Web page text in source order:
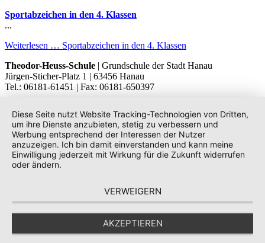
Sportabzeichen in den 4. Klassen
...
Weiterlesen … Sportabzeichen in den 4. Klassen
Theodor-Heuss-Schule | Grundschule der Stadt Hanau
Jürgen-Sticher-Platz 1 | 63456 Hanau
Tel.: 06181-61451 | Fax: 06181-650397
Diese Seite nutzt Website Tracking-Technologien von Dritten,
um ihre Dienste anzubieten, stetig zu verbessern und
Werbung entsprechend der Interessen der Nutzer
anzuzeigen. Ich bin damit einverstanden und kann meine
Einwilligung jederzeit mit Wirkung für die Zukunft widerrufen
oder ändern.
VERWEIGERN
AKZEPTIEREN